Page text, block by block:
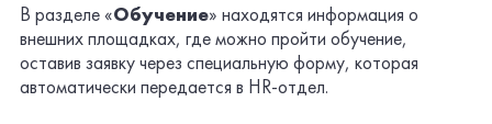
В разделе «Обучение» находятся информация о
внешних площадках, где можно пройти обучение,
оставив заявку через специальную форму, которая
автоматически передается в HR-отдел.